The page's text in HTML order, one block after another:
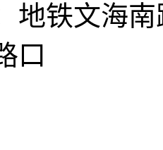
地铁文海
口